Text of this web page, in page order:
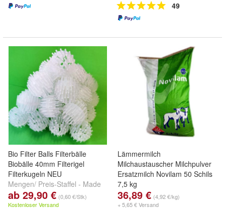
49
Bio Filter Balls Filterbälle
Biobälle 40mm Filterigel
Filterkugeln NEU
Mengen/ Preis-Staffel - Made
in Germany
ab 29,90 € (0,60 €/Stk)
Kostenloser Versand
Lämmermilch
Milchaustauscher Milchpulver
Ersatzmilch Novilam 50 Schils
7,5 kg
36,89 € (4,92 €/kg)
+ 5,65 € Versand